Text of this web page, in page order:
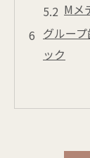
Mメ
グルー
ック